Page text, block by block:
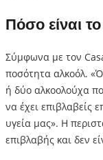
Πόσο είναι
Σύμφωνα με τον
ποσότητα αλκοόλ.
ή δύο αλκοολούχα
να έχει επιβλαβείς
υγεία μας». Η
επιβλαβής και δεν